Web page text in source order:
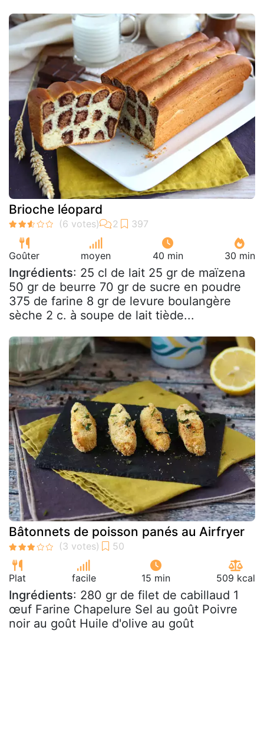
Brioche léopard
Goûter moyen 40 min 30 min
Ingrédients: 25 cl de lait 25 gr de maïzena
50 gr de beurre 70 gr de sucre en poudre
375 de farine 8 gr de levure boulangère
sèche 2 c. à soupe de lait tiède...
Bâtonnets de poisson panés au Airfryer
Plat facile 15 min 509 kcal
Ingrédients: 280 gr de filet de cabillaud 1
œuf Farine Chapelure Sel au goût Poivre
noir au goût Huile d'olive au goût